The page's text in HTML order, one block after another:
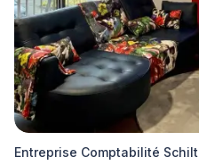
Entreprise Comptabilité